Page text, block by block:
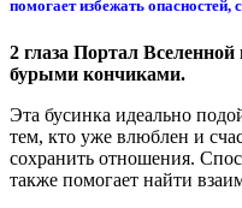
помогает избежать опасностей,
2 глаза Портал
бурыми кончиками.
Эта бусинка идеально
тем, кто уже влюблен и
сохранить отношения.
также помогает найти